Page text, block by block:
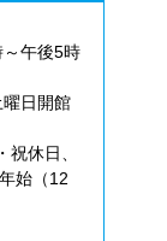
午後5時
日開館
休日、
始（12